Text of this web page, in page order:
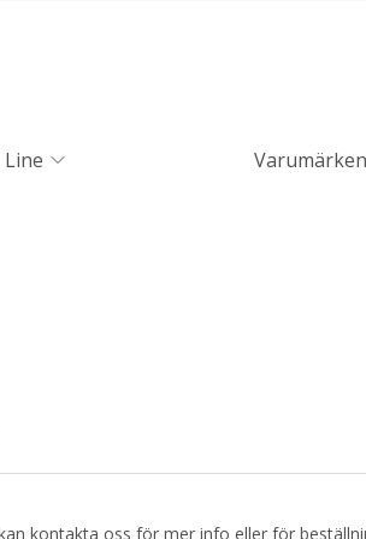
Line Varumärken
kontakta oss för mer info eller för